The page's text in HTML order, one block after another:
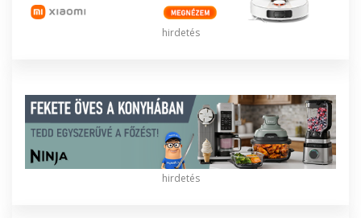
hirdetés
hirdetés